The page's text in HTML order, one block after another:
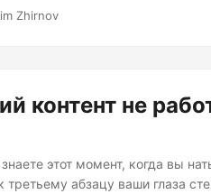
“Has anyone read this docs?
Zhirnov
контент не
этот момент, когда вы
третьему абзацу ваши глаза